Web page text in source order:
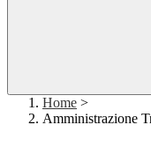
Home >
Amministrazione